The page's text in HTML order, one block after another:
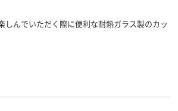
しんでいただく際に便利な耐熱ガラス製のカッ